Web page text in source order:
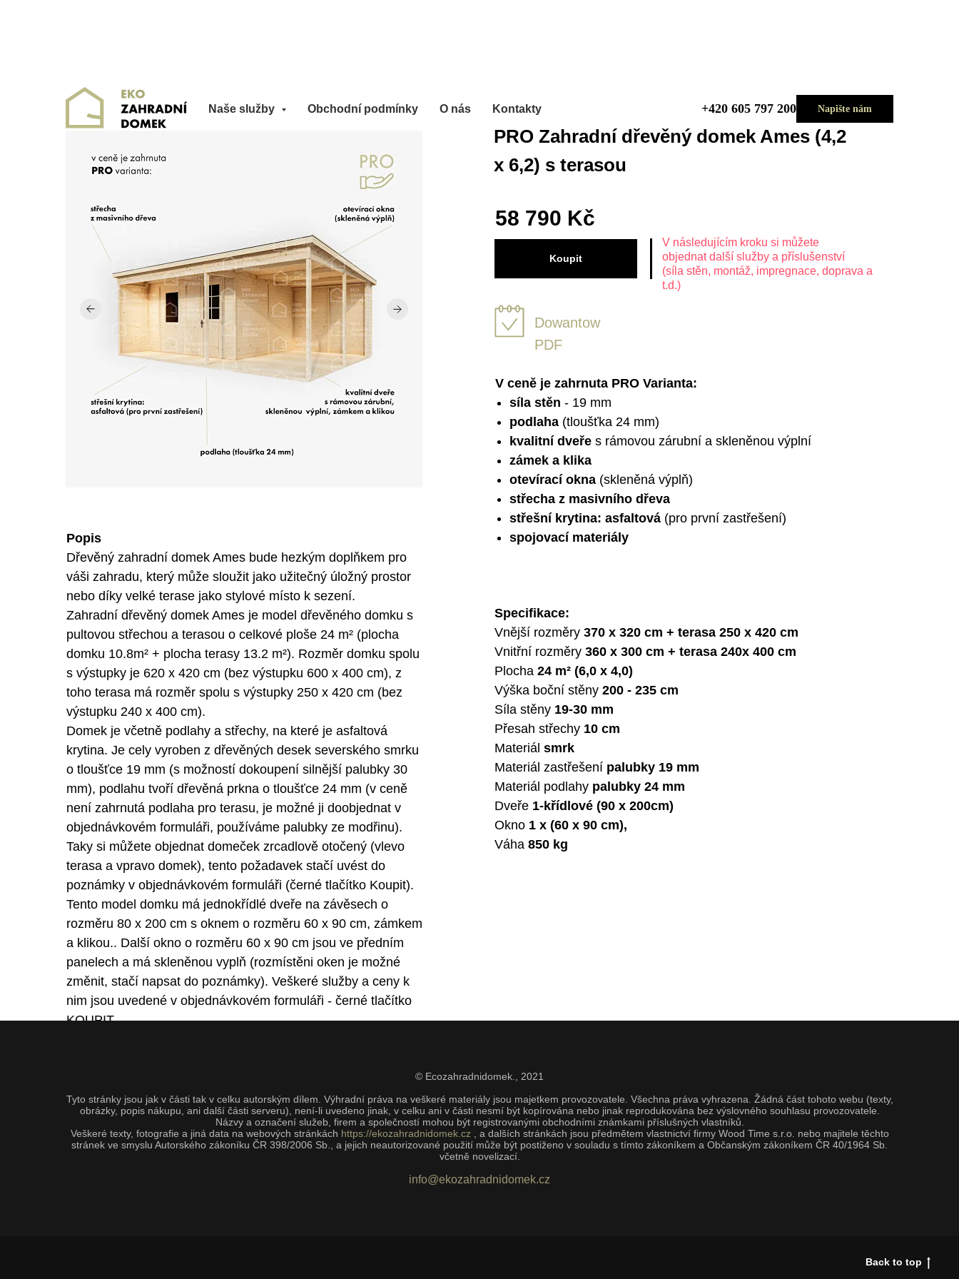
Naše služby Obchodní podmínky O nás Kontakty +420 605 797 200 Napište nám
V ceně je zahrnuta PRO Varianta:
síla stěn - 19 mm
podlaha (tloušťka 24 mm)
kvalitní dveře s rámovou zárubní a skleněnou výplní
zámek a klika
otevírací okna (skleněná výplň)
střecha z masivního dřeva
střešní krytina: asfaltová (pro první zastřešení)
spojovací materiály
Popis
Dřevěný zahradní domek Ames bude hezkým doplňkem pro
váši zahradu, který může sloužit jako užitečný úložný prostor
nebo díky velké terase jako stylové místo k sezení.
Zahradní dřevěný domek Ames je model dřevěného domku s
pultovou střechou a terasou o celkové ploše 24 m² (plocha
domku 10.8m² + plocha terasy 13.2 m²). Rozměr domku spolu
s výstupky je 620 x 420 cm (bez výstupku 600 x 400 cm), z
toho terasa má rozměr spolu s výstupky 250 x 420 cm (bez
výstupku 240 x 400 cm).
Domek je včetně podlahy a střechy, na které je asfaltová
krytina. Je cely vyroben z dřevěných desek severského smrku
o tloušťce 19 mm (s možností dokoupení silnější palubky 30
mm), podlahu tvoří dřevěná prkna o tloušťce 24 mm (v ceně
není zahrnutá podlaha pro terasu, je možné ji doobjednat v
objednávkovém formuláři, používáme palubky ze modřinu).
Taky si můžete objednat domeček zrcadlově otočený (vlevo
terasa a vpravo domek), tento požadavek stačí uvést do
poznámky v objednávkovém formuláři (černé tlačítko Koupit).
Tento model domku má jednokřídlé dveře na závěsech o
rozměru 80 x 200 cm s oknem o rozměru 60 x 90 cm, zámkem
a klikou.. Další okno o rozměru 60 x 90 cm jsou ve předním
panelech a má skleněnou vyplň (rozmístěni oken je možné
změnit, stačí napsat do poznámky). Veškeré služby a ceny k
nim jsou uvedené v objednávkovém formuláři - černé tlačítko
KOUPIT.
Dowantow
PDF
PRO Zahradní dřevěný domek Ames (4,2
x 6,2) s terasou
Specifikace:
Vnější rozměry 370 x 320 cm + terasa 250 x 420 cm
Vnitřní rozměry 360 x 300 cm + terasa 240x 400 cm
Plocha 24 m² (6,0 x 4,0)
Výška boční stěny 200 - 235 cm
Síla stěny 19-30 mm
Přesah střechy 10 cm
Materiál smrk
Materiál zastřešení palubky 19 mm
Materiál podlahy palubky 24 mm
Dveře 1-křídlové (90 x 200cm)
Okno 1 x (60 x 90 cm),
Váha 850 kg
58 790 Kč
Koupit
V následujícím kroku si můžete
objednat další služby a příslušenství
(síla stěn, montáž, impregnace, doprava a
t.d.)
© Ecozahradnidomek.,
2021
Tyto stránky jsou jak v části tak v celku autorským dílem. Výhradní práva na veškeré materiály jsou majetkem provozovatele. Všechna práva vyhrazena. Žádná část tohoto webu (texty,
obrázky, popis nákupu, ani další části serveru), není-li uvedeno jinak, v celku ani v části nesmí být kopírována nebo jinak reprodukována bez výslovného souhlasu provozovatele.
Názvy a označení služeb, firem a společností mohou být registrovanými obchodními známkami příslušných vlastníků.
Veškeré texty, fotografie a jiná data na webových stránkách https://ekozahradnidomek.cz , a dalších stránkách jsou předmětem vlastnictví firmy Wood Time s.r.o. nebo majitele těchto
stránek ve smyslu Autorského zákoníku ČR 398/2006 Sb., a jejich neautorizované použití může být postiženo v souladu s tímto zákoníkem a Občanským zákoníkem ČR 40/1964 Sb.
včetně novelizací.
info@ekozahradnidomek.cz
Back to top